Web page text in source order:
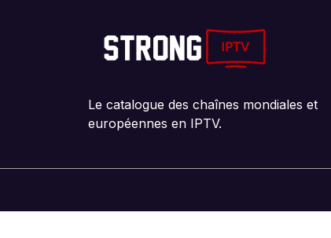
Le catalogue des chaînes mondiales et
européennes en IPTV.